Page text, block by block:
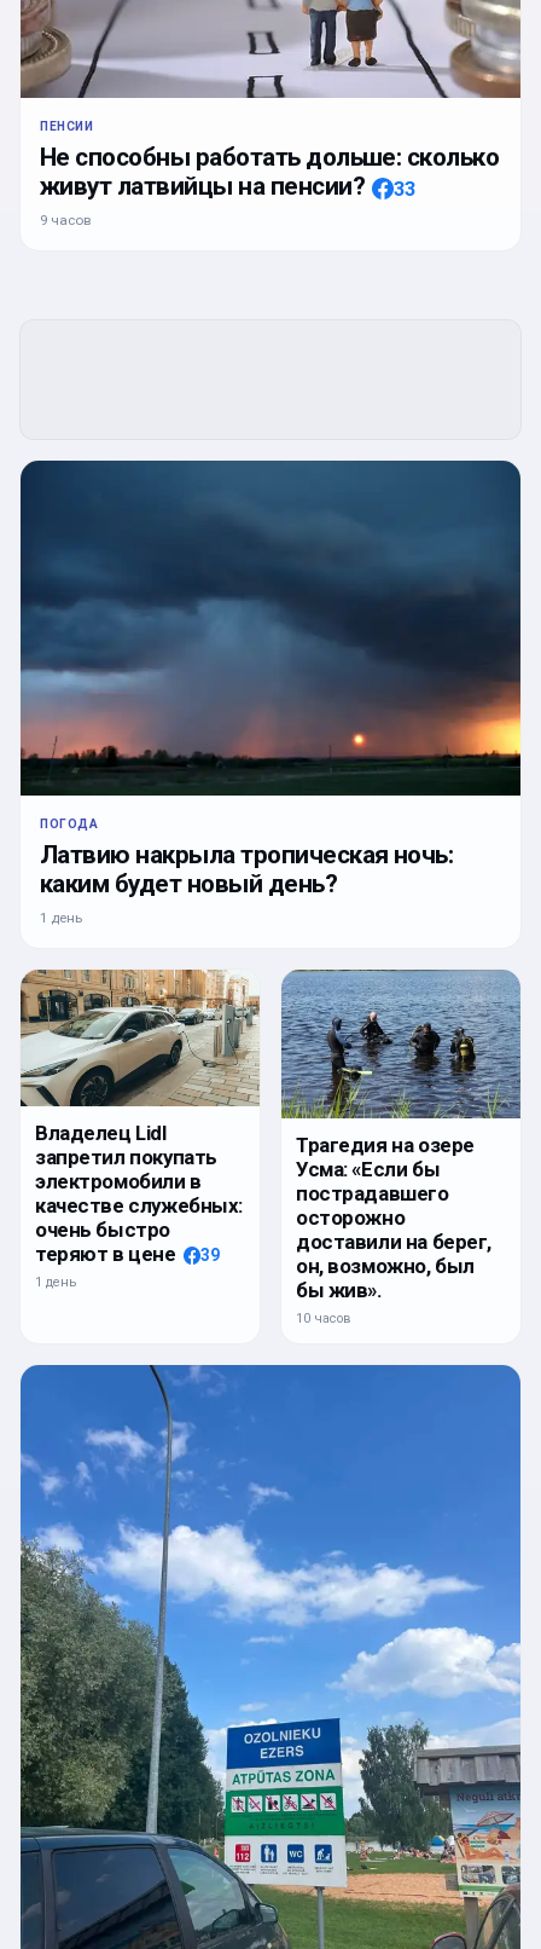
ПЕНСИИ
Не способны работать дольше: сколько
живут латвийцы на пенсии?
33
9 часов
ПОГОДА
Латвию накрыла тропическая ночь:
каким будет новый день?
1 день
Владелец Lidl
запретил покупать
электромобили в
качестве служебных:
очень быстро
теряют в цене
39
1 день
Трагедия на озере
Усма: «Если бы
пострадавшего
осторожно
доставили на берег,
он, возможно, был
бы жив».
10 часов